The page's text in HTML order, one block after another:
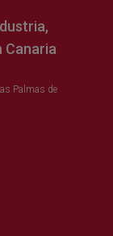
Canaria
Palmas de